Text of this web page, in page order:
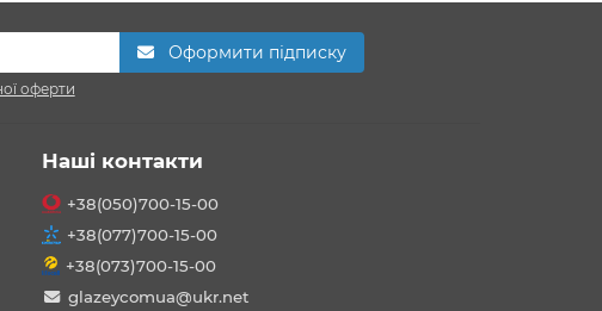
Оформити підписку
оферти
Наші контакти
+38(050)700-15-00
+38(077)700-15-00
+38(073)700-15-00
glazeycomua@ukr.net